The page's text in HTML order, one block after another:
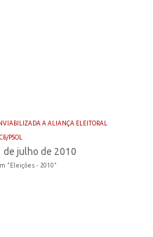
INVIABILIZADA A ALIANÇA ELEITORAL
PSOL
de julho de 2010
"Eleições - 2010"